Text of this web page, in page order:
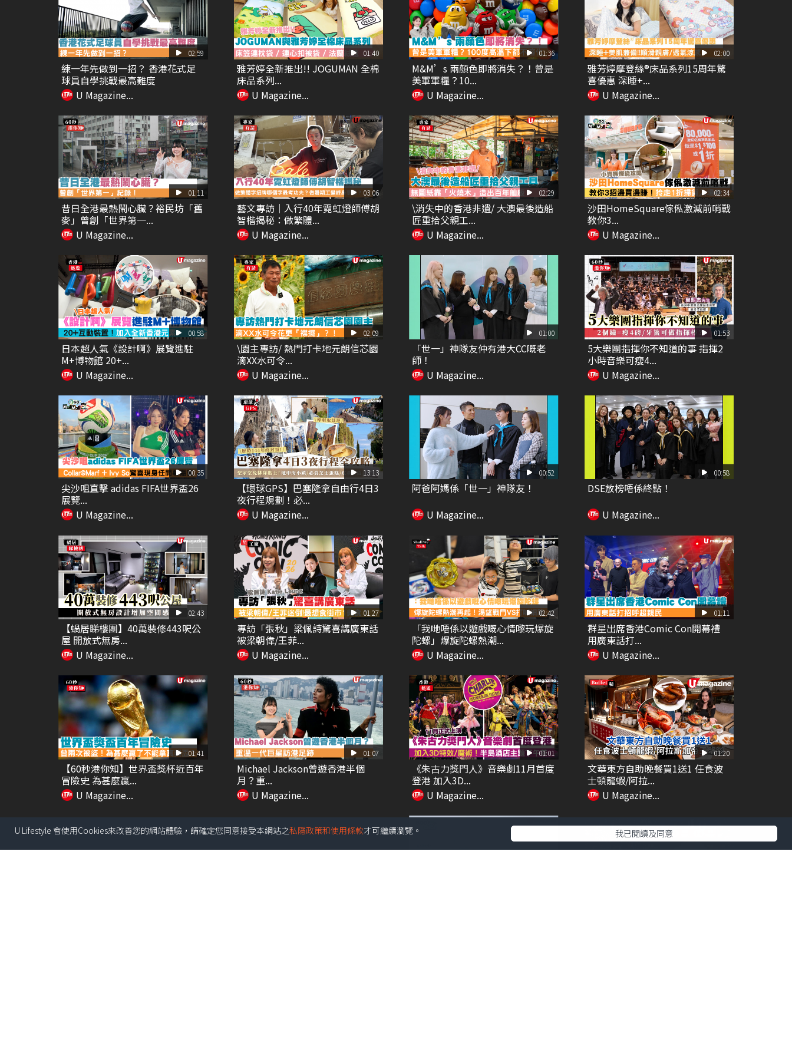
02:59
練一年先做到一招？ 香港花式足
球員自學挑戰最高難度
U Magazine...
01:40
雅芳婷全新推出!! JOGUMAN 全棉
床品系列...
U Magazine...
01:36
M&M’s 兩顏色即將消失？！曾是
美軍軍糧？10...
U Magazine...
02:00
雅芳婷摩登絲®床品系列15周年驚
喜優惠 深睡+...
U Magazine...
01:11
昔日全港最熱鬧心臟？裕民坊「舊
麥」曾創「世界第一...
U Magazine...
03:06
藝文專訪｜入行40年霓虹燈師傅胡
智楷揭秘：做繁體...
U Magazine...
02:29
\消失中的香港非遺/ 大澳最後造船
匠重拾父親工...
U Magazine...
02:34
沙田HomeSquare傢俬激減前哨戰
教你3...
U Magazine...
00:58
日本超人氣《設計啊》展覽進駐
M+博物館 20+...
U Magazine...
02:09
\園主專訪/ 熱門打卡地元朗信芯園
滴XX水可令...
U Magazine...
01:00
「世一」神隊友仲有港大CC嘅老
師！
U Magazine...
01:53
5大樂團指揮你不知道的事 指揮2
小時音樂可瘦4...
U Magazine...
00:35
尖沙咀直擊 adidas FIFA世界盃26
展覽...
U Magazine...
13:13
【環球GPS】巴塞隆拿自由行4日3
夜行程規劃！必...
U Magazine...
00:52
阿爸阿媽係「世一」神隊友！
U Magazine...
00:58
DSE放榜唔係終點！
U Magazine...
02:43
【蝸居睇樓團】40萬裝修443呎公
屋 開放式無房...
U Magazine...
01:27
專訪「張秋」梁佩詩驚喜講廣東話
被梁朝偉/王菲...
U Magazine...
02:42
「我哋唔係以遊戲嘅心情嚟玩爆旋
陀螺」爆旋陀螺熱潮...
U Magazine...
01:11
群星出席香港Comic Con開幕禮
用廣東話打...
U Magazine...
01:41
【60秒港你知】世界盃獎杯近百年
冒險史 為甚麼贏...
U Magazine...
01:07
Michael Jackson曾遊香港半個
月？重...
U Magazine...
01:01
《朱古力獎門人》音樂劇11月首度
登港 加入3D...
U Magazine...
01:20
文華東方自助晚餐買1送1 任食波
士頓龍蝦/阿拉...
U Magazine...
U Lifestyle 會使用Cookies來改善您的網站體驗，請確定您同意接受本網站之私隱政策和使用條款才可繼續瀏覽。 我已閱讀及同意